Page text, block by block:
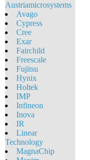
Austriamicrosystems
Avago
Cypress
Cree
Exar
Fairchild
Freescale
Fujitsu
Hynix
Holtek
IMP
Infineon
Inova
IR
Linear
Technology
MagnaChip